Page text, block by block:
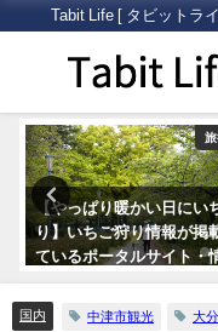
Tabit Life [ タビットラ
旅
【やっぱり暖かい日にい
り】いちご狩り情報が掲
ているポータルサイト・
イトまとめ5つ
国内 中津市観光 大